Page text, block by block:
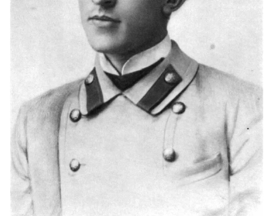
Звезды
Выборы
Скачай